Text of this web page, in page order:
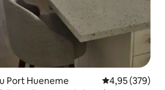
Port Hueneme Prosječna
4,95 (379)